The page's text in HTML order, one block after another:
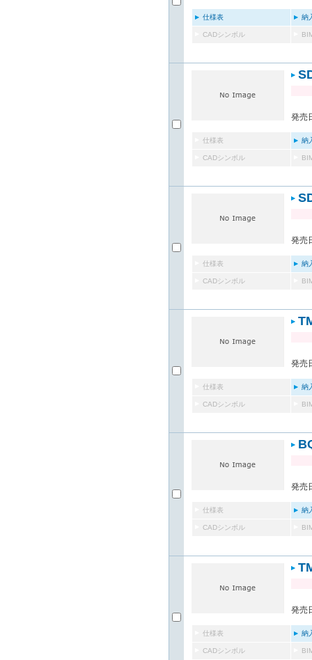
仕様表 納
CADシンボル
発売
仕様表 納
CADシンボル
発売
仕様表 納
CADシンボル
発売
仕様表 納
CADシンボル
発売
仕様表 納
CADシンボル
発売
仕様表 納
CADシンボル